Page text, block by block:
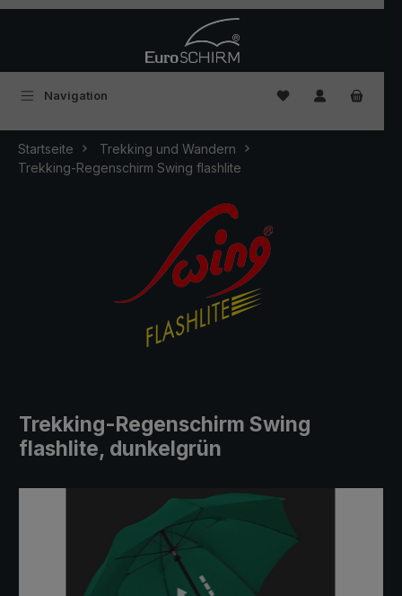
Navigation Du hast 0
Startseite
Trekking und Wandern
Trekking-Regenschirm Swing flashlite
Trekking-Regenschirm Swing
flashlite, dunkelgrün